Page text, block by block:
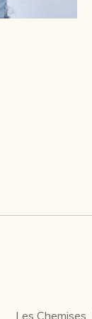
Les Chemises